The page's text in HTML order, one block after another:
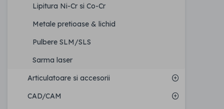
Lipitura Ni-Cr si Co-Cr
Metale pretioase & lichid
Pulbere SLM/SLS
Sarma laser
Articulatoare si accesorii
CAD/CAM